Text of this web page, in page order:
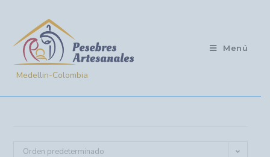
Menú
Orden predeterminado